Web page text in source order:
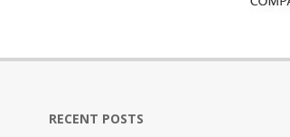
RECENT POSTS